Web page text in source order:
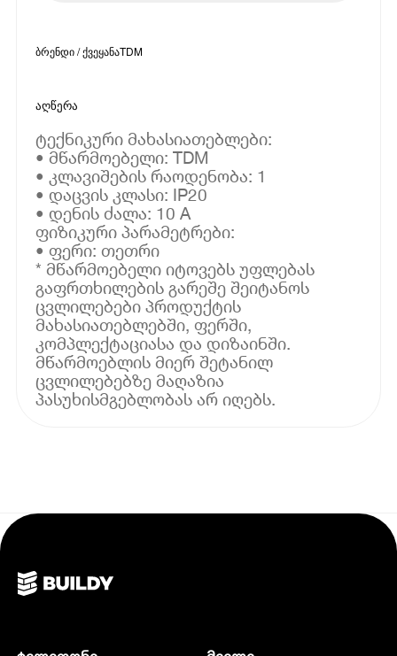
ბრენდი / ქვეყანაTDM
აღწერა
ტექნიკური მახასიათებლები:
• მწარმოებელი: TDM
• კლავიშების რაოდენობა: 1
• დაცვის კლასი: IP20
• დენის ძალა: 10 A
ფიზიკური პარამეტრები:
• ფერი: თეთრი
* მწარმოებელი იტოვებს უფლებას
გაფრთხილების გარეშე შეიტანოს
ცვლილებები პროდუქტის
მახასიათებლებში, ფერში,
კომპლექტაციასა და დიზაინში.
მწარმოებლის მიერ შეტანილ
ცვლილებებზე მაღაზია
პასუხისმგებლობას არ იღებს.